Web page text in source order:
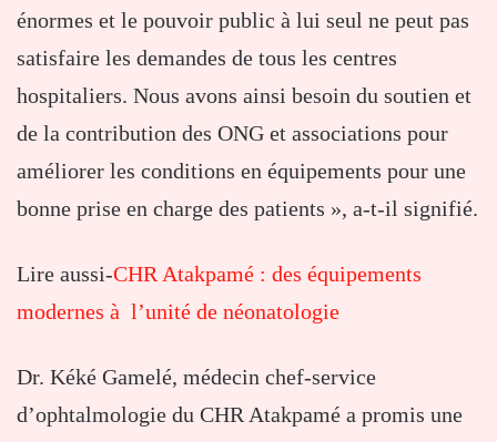
énormes et le pouvoir public à lui seul ne peut pas
satisfaire les demandes de tous les centres
hospitaliers. Nous avons ainsi besoin du soutien et
de la contribution des ONG et associations pour
améliorer les conditions en équipements pour une
bonne prise en charge des patients », a-t-il signifié.
Lire aussi-CHR Atakpamé : des équipements
modernes à l’unité de néonatologie
Dr. Kéké Gamelé, médecin chef-service
d’ophtalmologie du CHR Atakpamé a promis une